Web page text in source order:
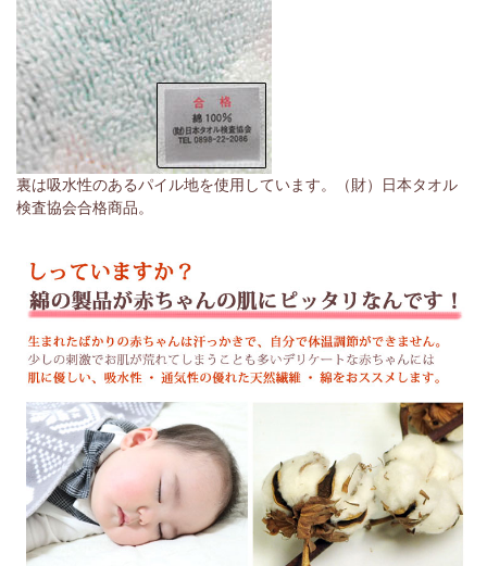
裏は吸水性のあるパイル地を使用しています。（財）日本タオル
検査協会合格商品。